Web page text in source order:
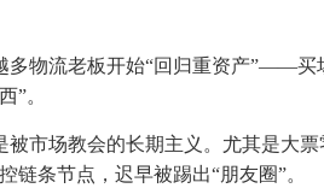
多物流老板开始“回归重资产”——
”。
被市场教会的长期主义。尤其是大
链条节点，迟早被踢出“朋友圈”。